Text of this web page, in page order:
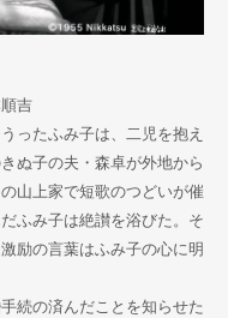
吉
ったふみ子は、二児を抱え
ぬ子の夫・森卓が外地から
山上家で短歌のつどいが催
ふみ子は絶讃を浴びた。そ
励の言葉はふみ子の心に明
続の済んだことを知らせた